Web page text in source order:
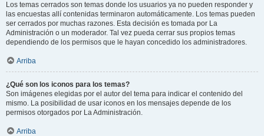
Los temas cerrados son temas donde los usuarios ya no pueden responder y
las encuestas allí contenidas terminaron automáticamente. Los temas pueden
ser cerrados por muchas razones. Esta decisión es tomada por La
Administración o un moderador. Tal vez pueda cerrar sus propios temas
dependiendo de los permisos que le hayan concedido los administradores.
Arriba
¿Qué son los iconos para los temas?
Son imágenes elegidas por el autor del tema para indicar el contenido del
mismo. La posibilidad de usar iconos en los mensajes depende de los
permisos otorgados por La Administración.
Arriba